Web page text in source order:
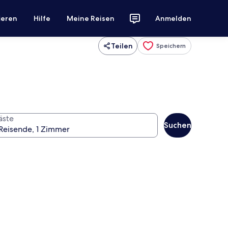
Hilfe Meine Reisen Anmelden
Teilen Speichern
Suchen